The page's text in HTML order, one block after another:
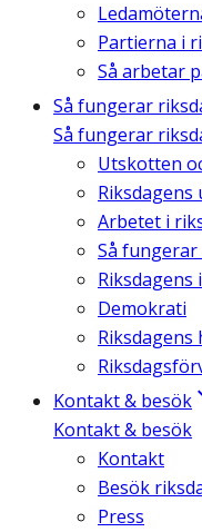
Partierna i
Så arbetar
Så fungerar
Så fungerar
Utskotten
Arbetet i
Så fungerar
Demokrati
Riksdagens
Kontakt & besök
Kontakt & besök
Kontakt
Besök
Press